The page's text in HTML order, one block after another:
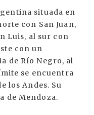
situada en
con San Juan,
Luis, al sur con
con un
de Río Negro, al
se encuentra
los Andes. Su
de Mendoza.